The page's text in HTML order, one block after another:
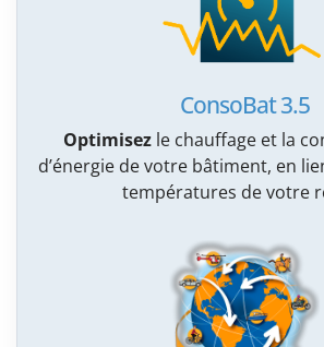
ConsoBat 3.5
Optimisez le chauffage et la
d’énergie de votre bâtiment, en
températures de votre